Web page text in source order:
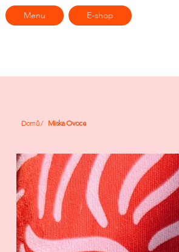
Menu E-shop
Domů/ Miska Ovoce